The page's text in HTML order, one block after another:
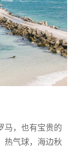
马，也有宝贵的
热气球，海边秋